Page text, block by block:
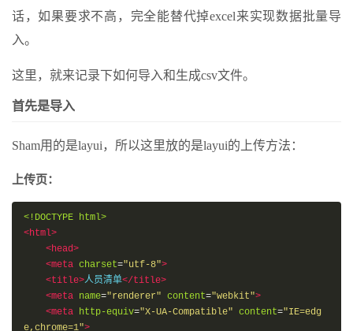
话，如果要求不高，完全能替代掉excel来实现数据批量导
入。
这里，就来记录下如何导入和生成csv文件。
首先是导入
Sham用的是layui，所以这里放的是layui的上传方法：
上传页：
<!DOCTYPE html>
<html>
<head>
<meta charset="utf-8">
<title>人员清单</title>
<meta name="renderer" content="webkit">
<meta http-equiv="X-UA-Compatible" content="IE=edg
e,chrome=1">